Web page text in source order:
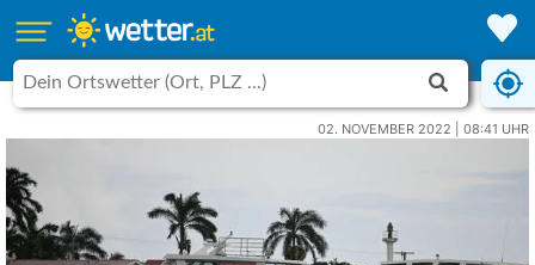
02. NOVEMBER 2022 | 08:41 UHR